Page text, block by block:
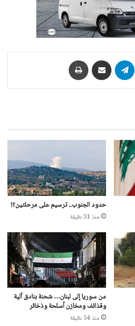
واتساب تيلقرام مشاركة عبر البريد
حدود الجنوب.. ترسيم على مرحلتين؟!
منذ 51 دقيقة
من سوريا إلى لبنان… شحنة بنادق آلية
وقذائف ومخازن أسلحة وذخائر
منذ 54 دقيقة